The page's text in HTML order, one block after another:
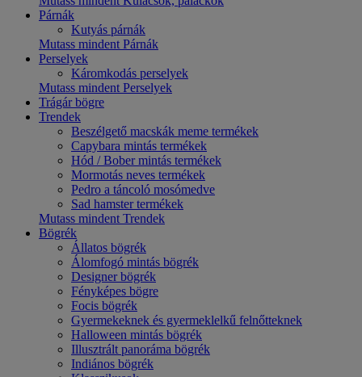
Párnák
Kutyás párnák
Mutass mindent Párnák
Perselyek
Káromkodás perselyek
Mutass mindent Perselyek
Trágár bögre
Trendek
Beszélgető macskák meme termékek
Capybara mintás termékek
Hód / Bober mintás termékek
Mormotás neves termékek
Pedro a táncoló mosómedve
Sad hamster termékek
Mutass mindent Trendek
Bögrék
Állatos bögrék
Álomfogó mintás bögrék
Designer bögrék
Fényképes bögre
Focis bögrék
Gyermekeknek és gyermeklelkű felnőtteknek
Halloween mintás bögrék
Illusztrált panoráma bögrék
Indiános bögrék